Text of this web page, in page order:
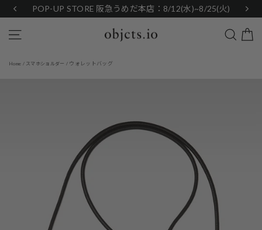
content
POP-UP STORE 阪急うめだ本店：8/12(水)~8/25(火)
Search
Home / スマホショルダー / ウォレットバッグ